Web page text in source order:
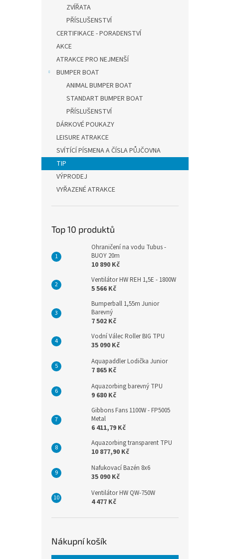
ZVÍŘATA
PŘÍSLUŠENSTVÍ
CERTIFIKACE - PORADENSTVÍ
AKCE
ATRAKCE PRO NEJMENŠÍ
BUMPER BOAT
ANIMAL BUMPER BOAT
STANDART BUMPER BOAT
PŘÍSLUŠENSTVÍ
DÁRKOVÉ POUKAZY
LEISURE ATRAKCE
SVÍTÍCÍ PÍSMENA A ČÍSLA PŮJČOVNA
TIP
VÝPRODEJ
VYŘAZENÉ ATRAKCE
Top 10 produktů
Ohraničení na vodu Tubus -
BUOY 20m
10 890 Kč
Ventilátor HW REH 1,5E - 1800W
5 566 Kč
Bumperball 1,55m Junior
Barevný
7 502 Kč
Vodní Válec Roller BIG TPU
35 090 Kč
Aquapaddler Lodička Junior
7 865 Kč
Aquazorbing barevný TPU
9 680 Kč
Gibbons Fans 1100W - FP5005
Metal
6 411,79 Kč
Aquazorbing transparent TPU
10 877,90 Kč
Nafukovací Bazén 8x6
35 090 Kč
Ventilátor HW QW-750W
4 477 Kč
Nákupní košík